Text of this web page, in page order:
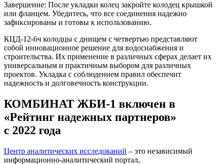
Завершение: После укладки колец закройте колодец крышкой
или фланцем. Убедитесь, что все соединения надежно
зафиксированы и готовы к использованию.
КЦД-12-6ч колодцы с днищем с четвертью представляют
собой инновационное решение для водоснабжения и
строительства. Их применение в различных сферах делает их
универсальным и практичным выбором для различных
проектов. Укладка с соблюдением правил обеспечит
надежность и долговечность конструкции.
КОМБИНАТ ЖБИ-1 включен в
«Рейтинг надежных партнеров»
с 2022 года
Центр аналитических исследований – это независимый
информационно-аналитический портал,